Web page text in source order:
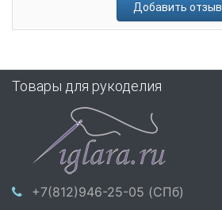
Добавить отзыв
Товары для рукоделия
+7(812)946-25-05 (СПб)